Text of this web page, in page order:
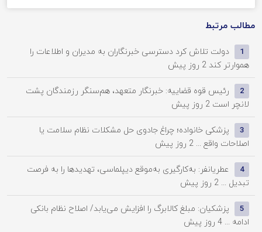
مطالب مرتبط
1
دولت تلاش کرد دسترسی خبرنگاران به مدیران و اطلاعات را
هموارتر کند 2 روز پیش
2
رئیس قوه قضاییه: خبرنگار متعهد، هم‌سنگر رزمندگان پشت
لانچر است 2 روز پیش
3
پزشکی خانواده؛ چراغ جادوی حل مشکلات نظام سلامت یا
اصلاحات واقع ... 2 روز پیش
4
عطریانفر: به‌کارگیری به‌موقع دیپلماسی، تهدیدها را به فرصت
تبدیل ... 2 روز پیش
5
پزشکیان: مبلغ کالابرگ را افزایش می‌یابد/ اصلاح نظام بانکی
ادامه ... 4 روز پیش